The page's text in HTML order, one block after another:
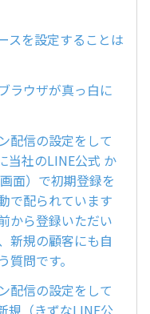
スを設定することは
ラウザが真っ白に
配信の設定をして
当社のLINE公式 か
面）で初期登録を
で配られています
から登録いただい
新規の顧客にも自
問です。
配信の設定をして